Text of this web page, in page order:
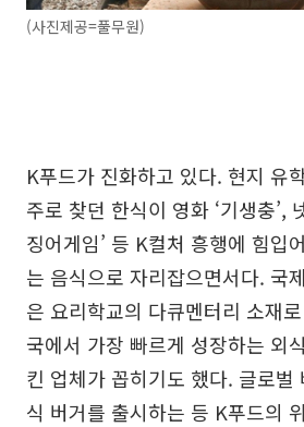
(사진제공=풀무원)
K푸드가 진화하고 있다. 현지 유
주로 찾던 한식이 영화 ‘기생충’,
징어게임’ 등 K컬처 흥행에 힘입
는 음식으로 자리잡으면서다. 국
은 요리학교의 다큐멘터리 소재
국에서 가장 빠르게 성장하는 외
킨 업체가 꼽히기도 했다. 글로벌
식 버거를 출시하는 등 K푸드의